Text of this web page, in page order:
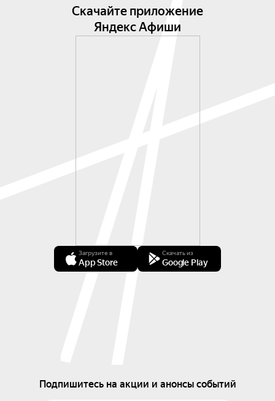
Скачайте приложение
Яндекс Афиши
Загрузите в
App Store
Скачать из
Google Play
Подпишитесь на акции и анонсы событий